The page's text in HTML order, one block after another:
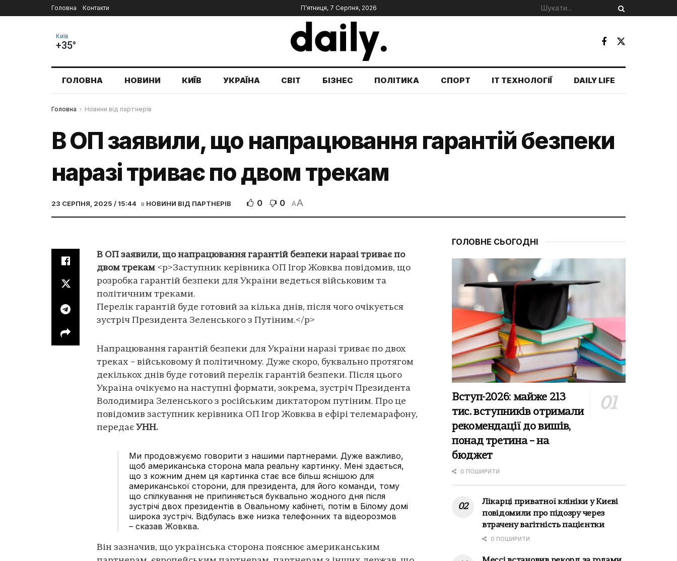
Головна Контакти П’ятниця, 7 Серпня, 2026
Київ
+35°
ГОЛОВНА НОВИНИ КИЇВ УКРАЇНА СВІТ БІЗНЕС ПОЛІТИКА СПОРТ IT ТЕХНОЛОГІЇ DAILY LIFE
Головна Новини від партнерів
В ОП заявили, що напрацювання гарантій безпеки
наразі триває по двом трекам
23 СЕРПНЯ, 2025 / 15:44 в НОВИНИ ВІД ПАРТНЕРІВ 0 0 AA
В ОП заявили, що напрацювання гарантій безпеки наразі триває по
двом трекам <p>Заступник керівника ОП Ігор Жовква повідомив, що
розробка гарантій безпеки для України ведеться військовим та
політичним треками.
Перелік гарантій буде готовий за кілька днів, після чого очікується
зустріч Президента Зеленського з Путіним.</p>
Напрацювання гарантій безпеки для України наразі триває по двох
треках – військовому й політичному. Дуже скоро, буквально протягом
декількох днів буде готовий перелік гарантій безпеки. Після цього
Україна очікуємо на наступні формати, зокрема, зустріч Президента
Володимира Зеленського з російським диктатором путіним. Про це
повідомив заступник керівника ОП Ігор Жовква в ефірі телемарафону,
передає УНН.
Ми продовжуємо говорити з нашими партнерами. Дуже важливо,
щоб американська сторона мала реальну картинку. Мені здається,
що з кожним днем ця картинка стає все більш яснішою для
американської сторони, для президента, для його команди, тому
що спілкування не припиняється буквально жодного дня після
зустрічі двох президентів в Овальному кабінеті, потім в Білому домі
широка зустріч. Відбулась вже низка телефонних та відеорозмов
– сказав Жовква.
Він зазначив, що українська сторона пояснює американським
ГОЛОВНЕ СЬОГОДНІ
Вступ-2026: майже 213
тис. вступників отримали
рекомендації до вишів,
понад третина – на
бюджет
0 ПОШИРИТИ
Лікарці приватної клініки у Києві
повідомили про підозру через
втрачену вагітність пацієнтки
0 ПОШИРИТИ